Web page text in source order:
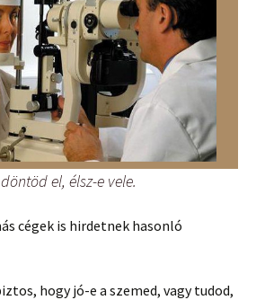
el, élsz-e vele.
cégek is hirdetnek hasonló
hogy jó-e a szemed, vagy tudod,